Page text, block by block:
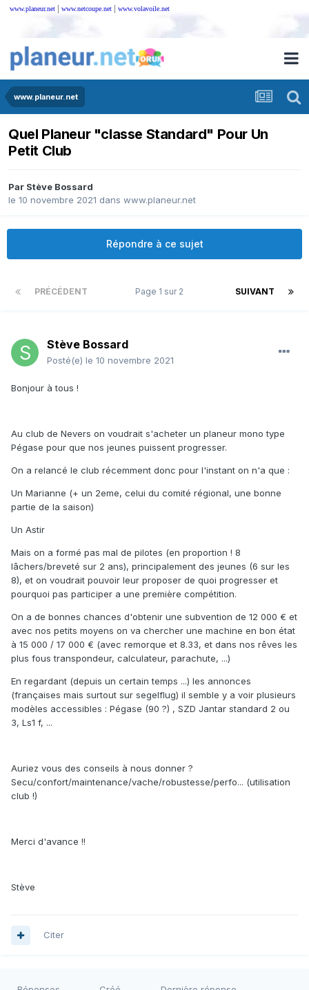
www.planeur.net | www.netcoupe.net | www.volavoile.net
www.planeur.net
Quel Planeur "classe Standard" Pour Un
Petit Club
Par Stève Bossard
le 10 novembre 2021 dans www.planeur.net
Répondre à ce sujet
PRÉCÉDENT SUIVANT
Page 1 sur 2
Stève Bossard
Posté(e) le 10 novembre 2021
Bonjour à tous !
Au club de Nevers on voudrait s'acheter un planeur mono type
Pégase pour que nos jeunes puissent progresser.
On a relancé le club récemment donc pour l'instant on n'a que :
Un Marianne (+ un 2eme, celui du comité régional, une bonne
partie de la saison)
Un Astir
Mais on a formé pas mal de pilotes (en proportion ! 8
lâchers/breveté sur 2 ans), principalement des jeunes (6 sur les
8), et on voudrait pouvoir leur proposer de quoi progresser et
pourquoi pas participer a une première compétition.
On a de bonnes chances d'obtenir une subvention de 12 000 € et
avec nos petits moyens on va chercher une machine en bon état
à 15 000 / 17 000 € (avec remorque et 8.33, et dans nos rêves les
plus fous transpondeur, calculateur, parachute, ...)
En regardant (depuis un certain temps ...) les annonces
(françaises mais surtout sur segelflug) il semble y a voir plusieurs
modèles accessibles : Pégase (90 ?) , SZD Jantar standard 2 ou
3, Ls1 f, ...
Auriez vous des conseils à nous donner ?
Secu/confort/maintenance/vache/robustesse/perfo... (utilisation
club !)
Merci d'avance !!
Stève
Citer